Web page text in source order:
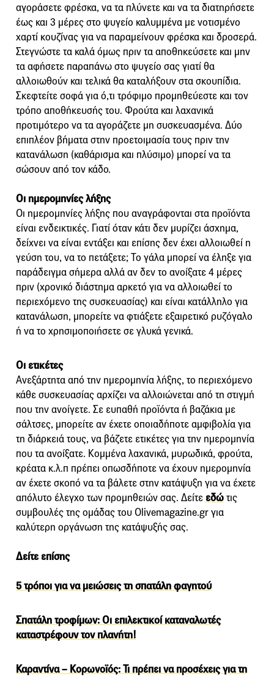
αγοράσετε φρέσκα, να τα πλύνετε και να τα διατηρήσετε
έως και 3 μέρες στο ψυγείο καλυμμένα με νοτισμένο
χαρτί κουζίνας για να παραμείνουν φρέσκα και δροσερά.
Στεγνώστε τα καλά όμως πριν τα αποθηκεύσετε και μην
τα αφήσετε παραπάνω στο ψυγείο σας γιατί θα
αλλοιωθούν και τελικά θα καταλήξουν στα σκουπίδια.
Σκεφτείτε σοφά για ό,τι τρόφιμο προμηθεύεστε και τον
τρόπο αποθήκευσής του. Φρούτα και λαχανικά
προτιμότερο να τα αγοράζετε μη συσκευασμένα. Δύο
επιπλέον βήματα στην προετοιμασία τους πριν την
κατανάλωση (καθάρισμα και πλύσιμο) μπορεί να τα
σώσουν από τον κάδο.
Οι ημερομηνίες λήξης
Οι ημερομηνίες λήξης που αναγράφονται στα προϊόντα
είναι ενδεικτικές. Γιατί όταν κάτι δεν μυρίζει άσχημα,
δείχνει να είναι εντάξει και επίσης δεν έχει αλλοιωθεί η
γεύση του, να το πετάξετε; Το γάλα μπορεί να έληξε για
παράδειγμα σήμερα αλλά αν δεν το ανοίξατε 4 μέρες
πριν (χρονικό διάστημα αρκετό για να αλλοιωθεί το
περιεχόμενο της συσκευασίας) και είναι κατάλληλο για
κατανάλωση, μπορείτε να φτιάξετε εξαιρετικό ρυζόγαλο
ή να το χρησιμοποιήσετε σε γλυκά γενικά.
Οι ετικέτες
Ανεξάρτητα από την ημερομηνία λήξης, το περιεχόμενο
κάθε συσκευασίας αρχίζει να αλλοιώνεται από τη στιγμή
που την ανοίγετε. Σε ευπαθή προϊόντα ή βαζάκια με
σάλτσες, μπορείτε αν έχετε οποιαδήποτε αμφιβολία για
τη διάρκειά τους, να βάζετε ετικέτες για την ημερομηνία
που τα ανοίξατε. Κομμένα λαχανικά, μυρωδικά, φρούτα,
κρέατα κ.λ.π πρέπει οπωσδήποτε να έχουν ημερομηνία
αν έχετε σκοπό να τα βάλετε στην κατάψυξη για να έχετε
απόλυτο έλεγχο των προμηθειών σας. Δείτεεδώτις
συμβουλές της ομάδας του Olivemagazine.gr για
καλύτερη οργάνωση της κατάψυξής σας.
Δείτε επίσης
5 τρόποι για να μειώσεις τη σπατάλη φαγητού
Σπατάλη τροφίμων: Οι επιλεκτικοί καταναλωτές
καταστρέφουν τον πλανήτη!
Καραντίνα – Κορωνοϊός: Τι πρέπει να προσέχεις για τη